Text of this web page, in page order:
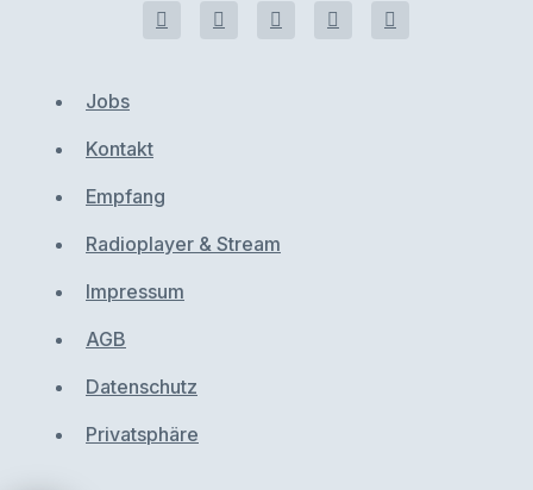
Jobs
Kontakt
Empfang
Radioplayer & Stream
Impressum
AGB
Datenschutz
Privatsphäre